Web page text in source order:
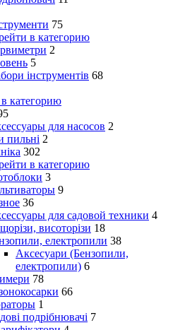
75
в категорию
2
5
інструментів 68
категорию
для насосов 2
пильні 2
302
в категорию
3
9
36
для садовой техники 4
висоторізи 18
електропили 38
Аксесуари (Бензопили,
електропили) 6
78
66
1
подрібнювачі 7